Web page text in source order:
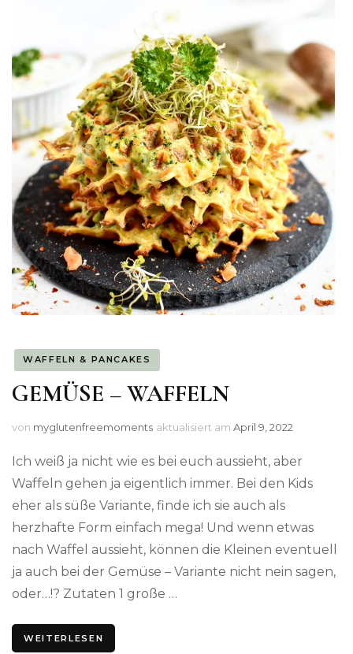
WAFFELN & PANCAKES
GEMÜSE – WAFFELN
von myglutenfreemoments aktualisiert am April 9, 2022
Ich weiß ja nicht wie es bei euch aussieht, aber
Waffeln gehen ja eigentlich immer. Bei den Kids
eher als süße Variante, finde ich sie auch als
herzhafte Form einfach mega! Und wenn etwas
nach Waffel aussieht, können die Kleinen eventuell
ja auch bei der Gemüse – Variante nicht nein sagen,
oder…!? Zutaten 1 große …
WEITERLESEN